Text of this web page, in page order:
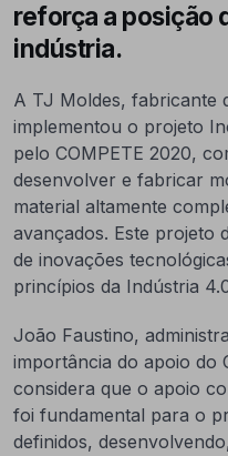
reforça a posição
indústria.
A TJ Moldes, fabricante
implementou o projeto
pelo COMPETE 2020,
desenvolver e fabricar
material altamente
avançados. Este projeto
de inovações
princípios da Indústria
João Faustino,
importância do apoio do
considera que o apoio
foi fundamental para o
definidos,